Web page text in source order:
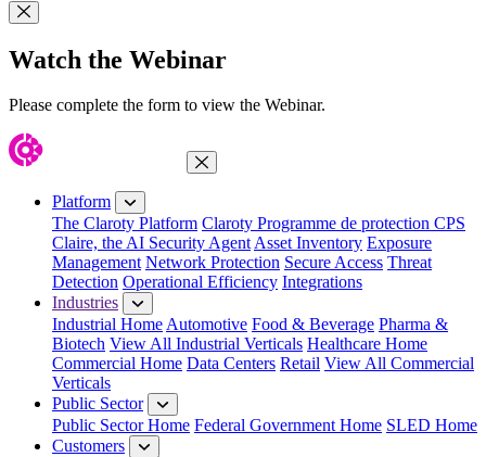
Close Modal
Watch the Webinar
Please complete the form to view the Webinar.
Close Menu
Platform
The Claroty Platform Claroty Programme de protection CPS
Claire, the AI Security AgentAsset Inventory Exposure
Management Network Protection Secure Access Threat
Detection Operational Efficiency Integrations
Industries
Industrial HomeAutomotive Food & Beverage Pharma &
Biotech View All Industrial Verticals Healthcare Home
Commercial Home Data Centers Retail View All Commercial
Verticals
Public Sector
Public Sector Home Federal Government Home SLED Home
Customers